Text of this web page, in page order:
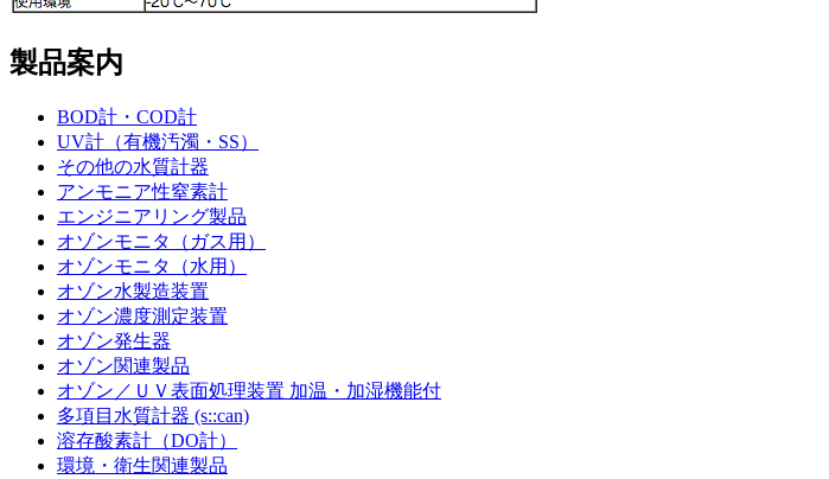
製品案内
BOD計・COD計
UV計（有機汚濁・SS）
その他の水質計器
アンモニア性窒素計
エンジニアリング製品
オゾンモニタ（ガス用）
オゾンモニタ（水用）
オゾン水製造装置
オゾン濃度測定装置
オゾン発生器
オゾン関連製品
オゾン／ＵＶ表面処理装置 加温・加湿機能付
多項目水質計器 (s::can)
溶存酸素計（DO計）
環境・衛生関連製品